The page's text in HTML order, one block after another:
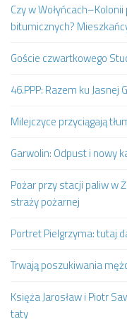
Czy w
bitumicznych?
Goście czwartkowego
46.PPP: Razem ku Jasnej
Milejczyce przyciągają
Garwolin: Odpust i nowy
Pożar przy stacji paliw w
straży pożarnej
Portret Pielgrzyma: tutaj
Trwają poszukiwania
Księża Jarosław i Piotr
taty